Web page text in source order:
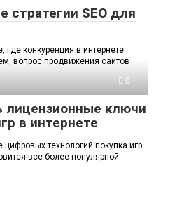
стратегии SEO для
конкуренция в интернете
вопрос продвижения сайтов
0
лицензионные ключи
в интернете
технологий покупка игр
все более популярной.